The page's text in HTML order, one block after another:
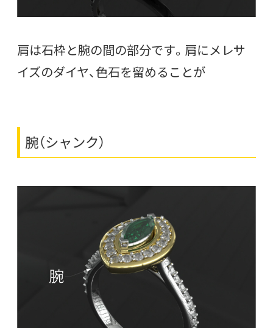
肩は石枠と腕の間の部分です。肩にメレサ
イズのダイヤ、色石を留めることが
腕（シャンク）